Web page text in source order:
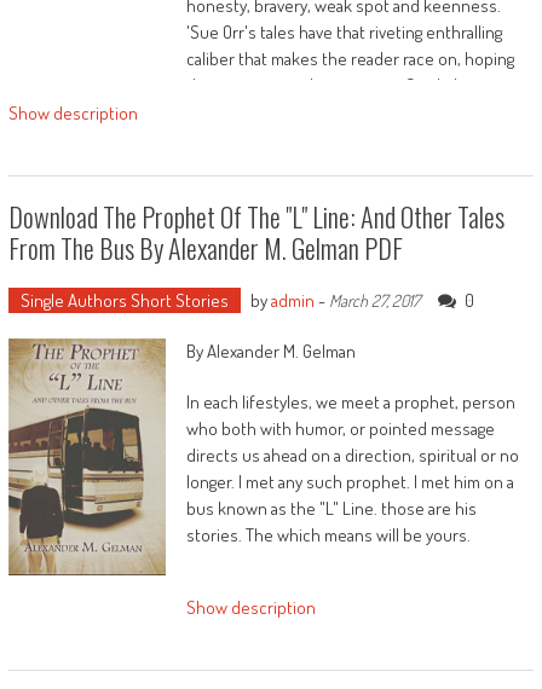
honesty, bravery, weak spot and keenness.
'Sue Orr's tales have that riveting enthralling
caliber that makes the reader race on, hoping
they are going to by no means finish, but
that all started with the good masters of
previous is high-wire danger taking that
immensely: by means of flip soft, sly, comedian,
the methods of the human heart.' - Fiona
Show description
Download The Prophet Of The "L" Line: And Other Tales
From The Bus By Alexander M. Gelman PDF
Single Authors Short Stories byadmin - March 27, 2017 0
By Alexander M. Gelman
In each lifestyles, we meet a prophet, person
who both with humor, or pointed message
directs us ahead on a direction, spiritual or no
longer. I met any such prophet. I met him on a
bus known as the "L" Line. those are his
stories. The which means will be yours.
Show description